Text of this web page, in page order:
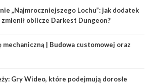
„Najmroczniejszego Lochu”: jak dodatek
zmienił oblicze Darkest Dungeon?
mechaniczną | Budowa customowej oraz
Gry Wideo, które podejmują dorosłe